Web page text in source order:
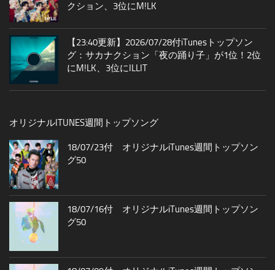
クション、3位にM!LK
【23:40更新】2026/07/28付iTunesトップソン
グ：サカナクション「夜の踊り子」が1位！2位
にM!LK、3位にILLIT
オリジナルITUNES週間トップソング
18/07/23付 オリジナルiTunes週間トップソン
グ50
18/07/16付 オリジナルiTunes週間トップソン
グ50